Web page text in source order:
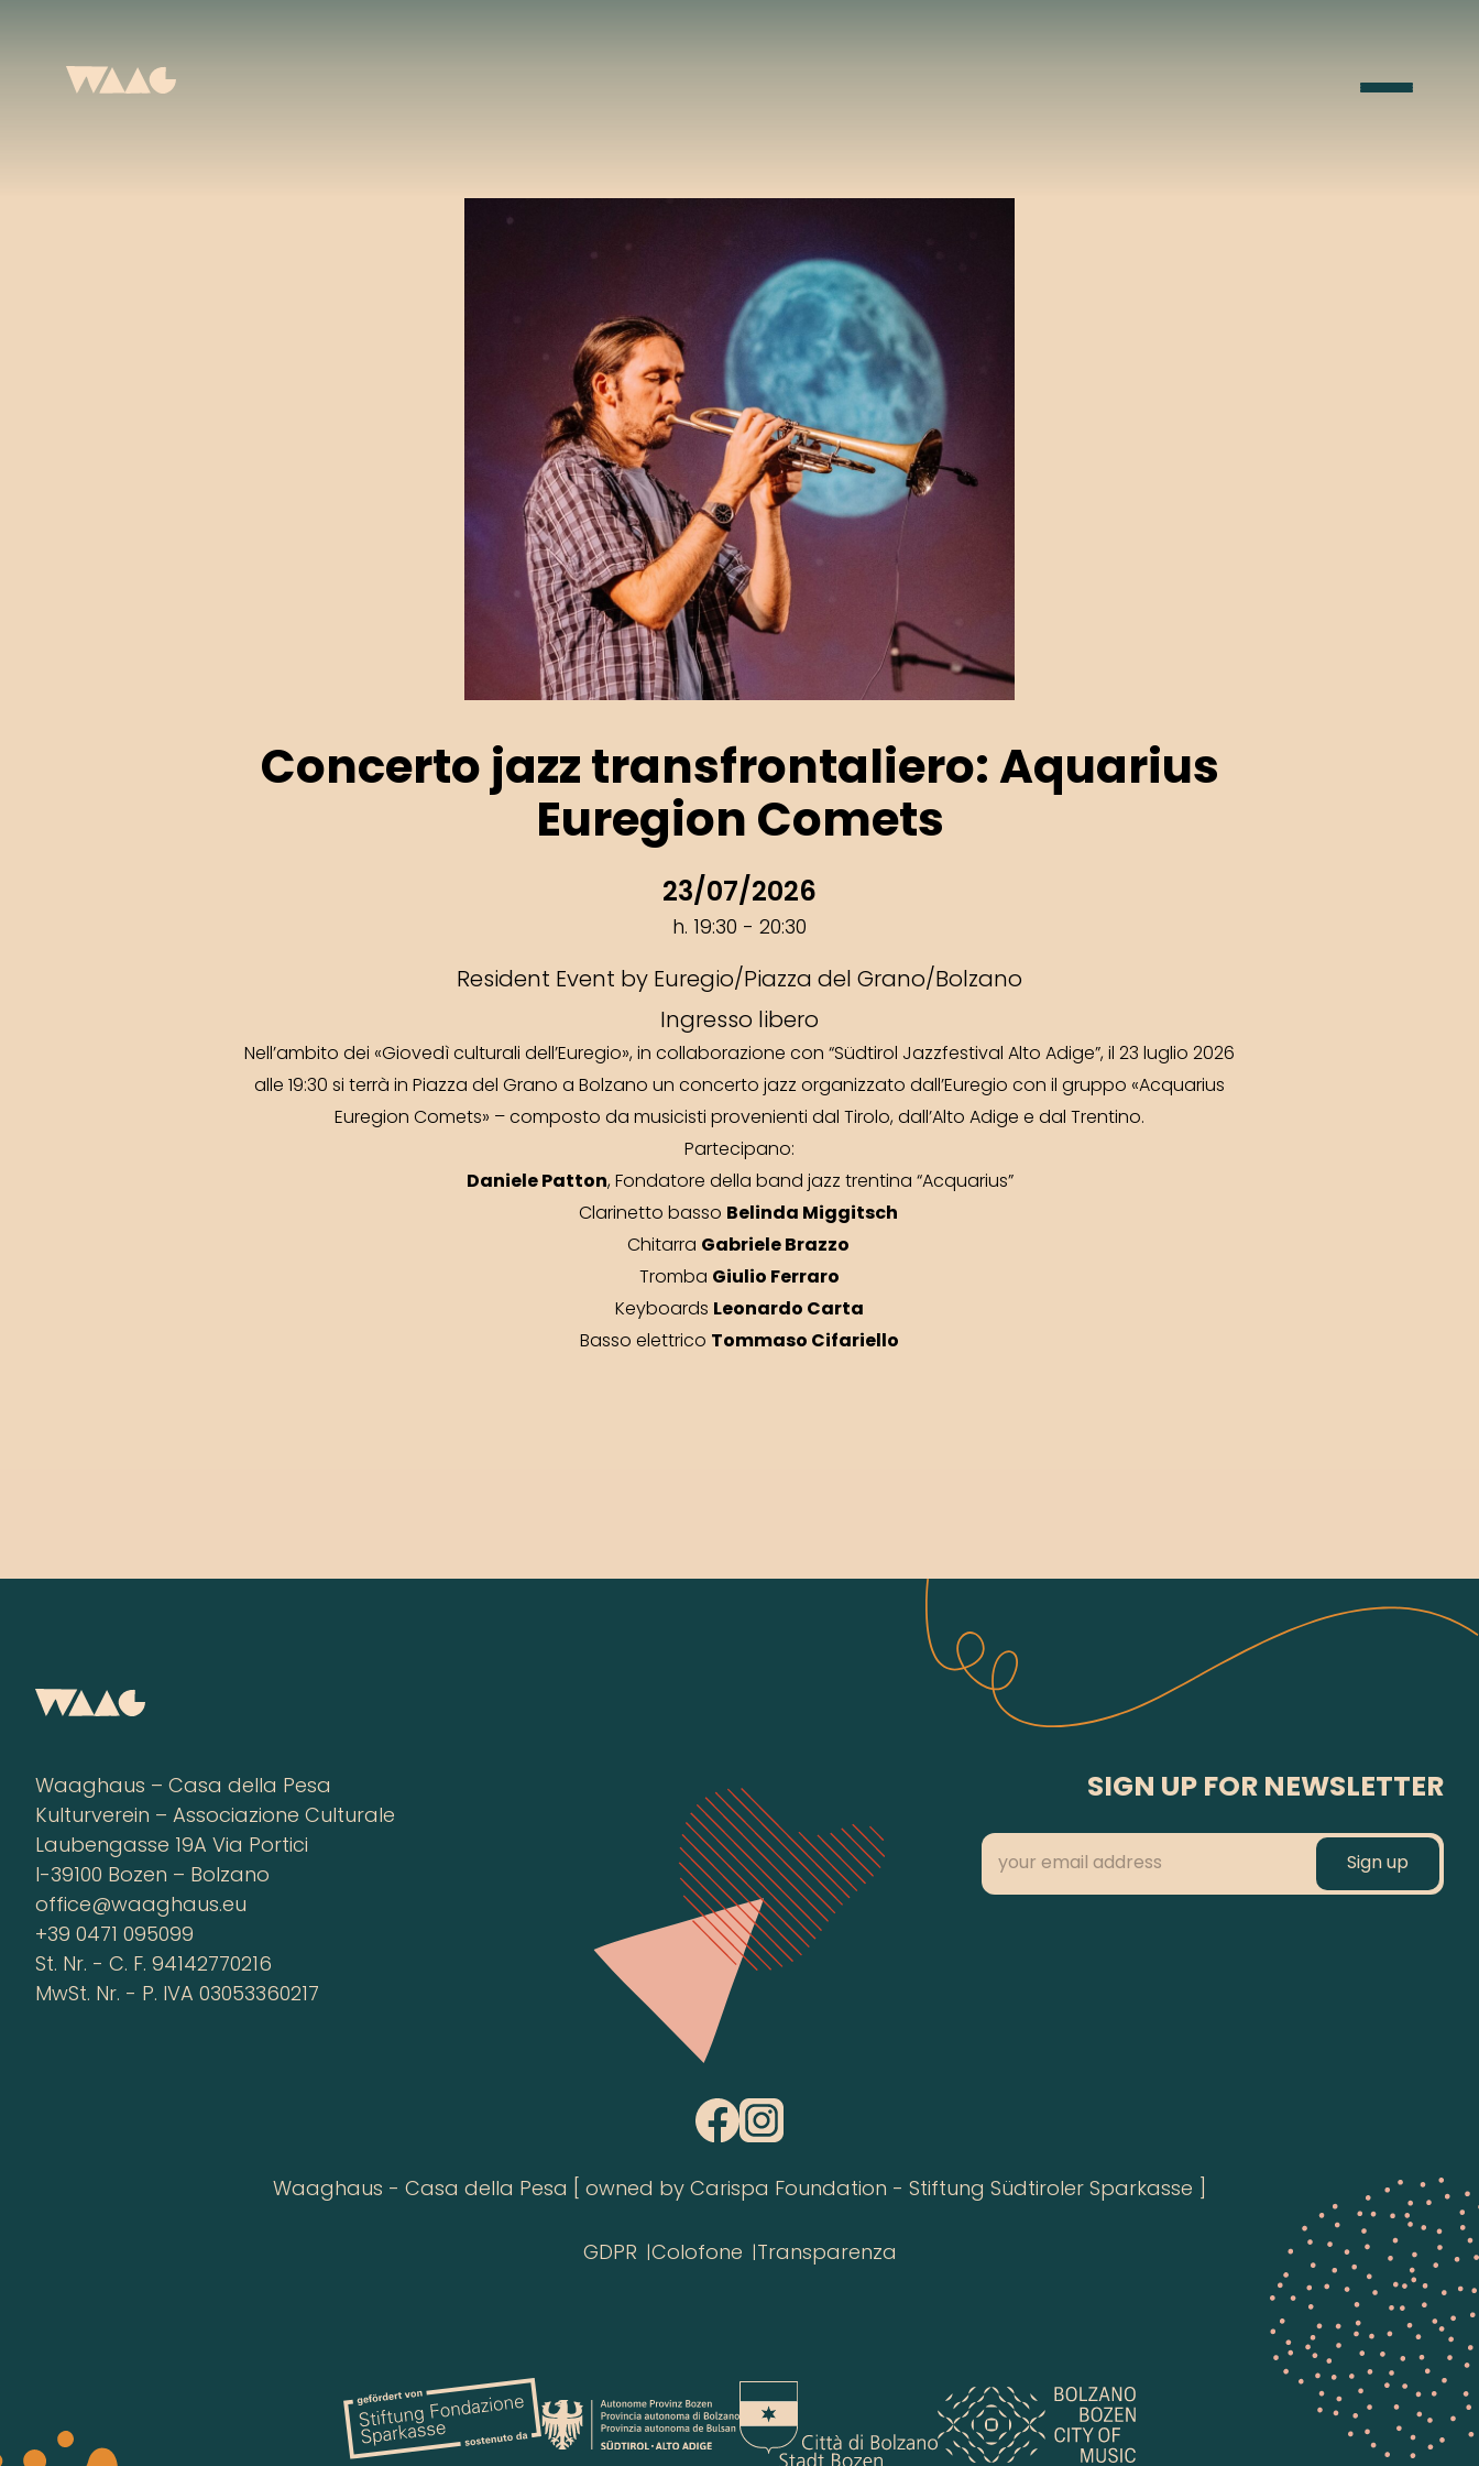
Concerto jazz transfrontaliero: Aquarius
Euregion Comets
23/07/2026
h. 19:30 - 20:30
Resident Event by Euregio/Piazza del Grano/Bolzano
Ingresso libero
Nell’ambito dei «Giovedì culturali dell’Euregio», in collaborazione con “Südtirol Jazzfestival Alto Adige”, il 23 luglio 2026
alle 19:30 si terrà in Piazza del Grano a Bolzano un concerto jazz organizzato dall’Euregio con il gruppo «Acquarius
Euregion Comets» – composto da musicisti provenienti dal Tirolo, dall’Alto Adige e dal Trentino.
Partecipano:
Daniele Patton, Fondatore della band jazz trentina “Acquarius”
Clarinetto basso Belinda Miggitsch
Chitarra Gabriele Brazzo
Tromba Giulio Ferraro
Keyboards Leonardo Carta
Basso elettrico Tommaso Cifariello
Waaghaus – Casa della Pesa
Kulturverein – Associazione Culturale
Laubengasse 19A Via Portici
I-39100 Bozen – Bolzano
office@waaghaus.eu
+39 0471 095099
St. Nr. - C. F. 94142770216
MwSt. Nr. - P. IVA 03053360217
SIGN UP FOR NEWSLETTER
Waaghaus - Casa della Pesa [ owned by Carispa Foundation - Stiftung Südtiroler Sparkasse ]
GDPR Colofone Transparenza